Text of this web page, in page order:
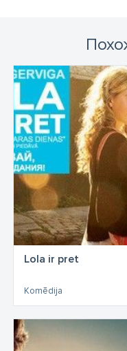
Lola ir pret
Komēdija